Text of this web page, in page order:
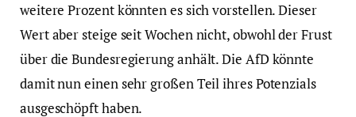
weitere Prozent könnten es sich vorstellen. Dieser
Wert aber steige seit Wochen nicht, obwohl der Frust
über die Bundesregierung anhält. Die AfD könnte
damit nun einen sehr großen Teil ihres Potenzials
ausgeschöpft haben.